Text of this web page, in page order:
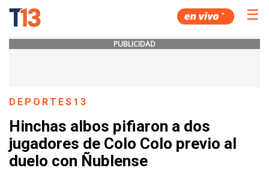
☰
PUBLICIDAD
DEPORTES13
Hinchas albos pifiaron a dos
jugadores de Colo Colo previo al
duelo con Ñublense